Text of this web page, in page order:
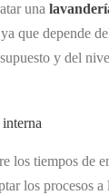
una
que depende
y del
los tiempos de
los procesos a